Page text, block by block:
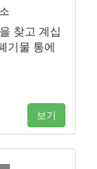
찾고 계십
기물 통에
보기